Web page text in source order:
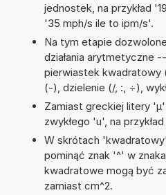
jednostek, na przykład '19
'35 mph/s ile to ipm/s'.
Na tym etapie
działania arytmetyczne
pierwiastek kwadratowy
(-), dzielenie (/, :, ÷),
Zamiast greckiej litery
zwykłego 'u', na
W skrótach
pominąć znak '^' w
kwadratowe mogą być
zamiast cm^2.